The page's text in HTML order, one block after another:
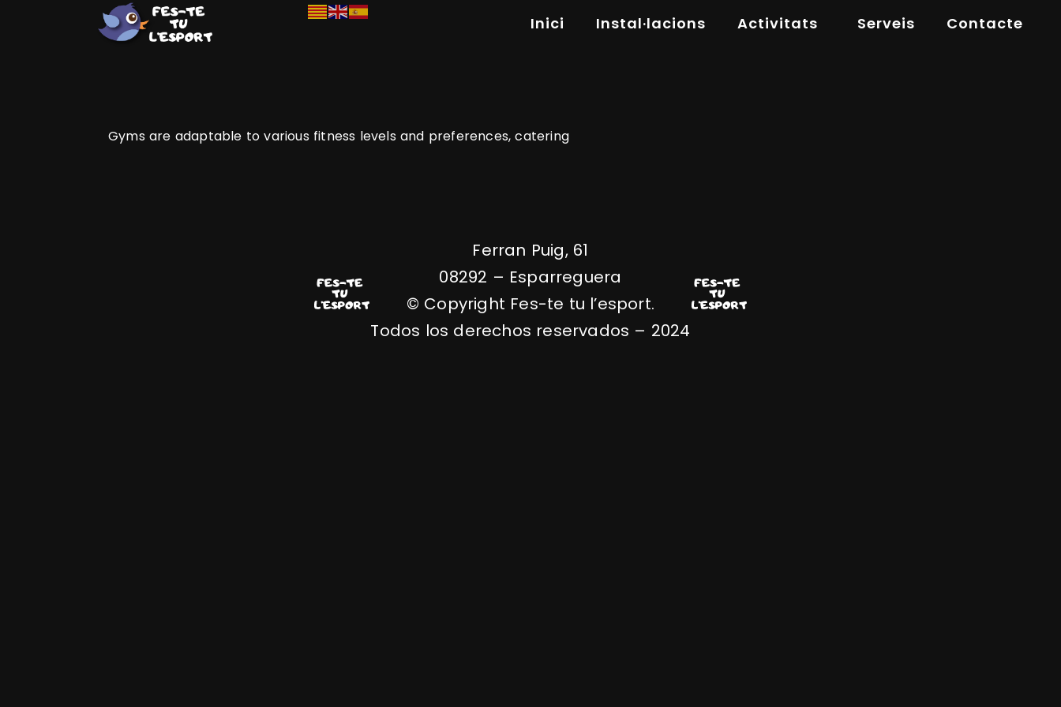
Inici Instal·lacions Activitats Serveis Contacte
Gyms are adaptable to various fitness levels and preferences, catering
Ferran Puig, 61
08292 – Esparreguera
© Copyright Fes-te tu l’esport.
Todos los derechos reservados – 2024